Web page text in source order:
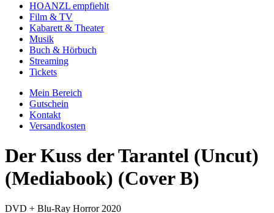
HOANZL empfiehlt
Film & TV
Kabarett & Theater
Musik
Buch & Hörbuch
Streaming
Tickets
Mein Bereich
Gutschein
Kontakt
Versandkosten
Der Kuss der Tarantel (Uncut)
(Mediabook) (Cover B)
DVD + Blu-Ray Horror 2020